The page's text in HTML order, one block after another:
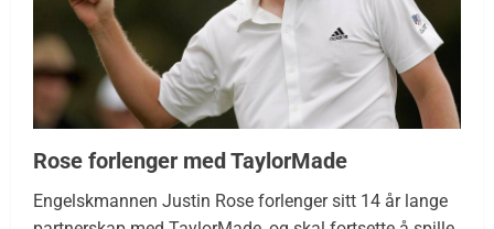
Rose forlenger med TaylorMade
Engelskmannen Justin Rose forlenger sitt 14 år lange